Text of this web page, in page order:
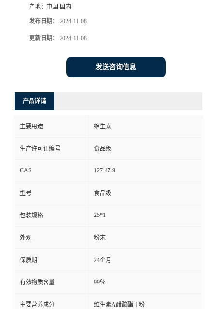
产地： 中国 国内
发布日期： 2024-11-08
更新日期： 2024-11-08
发送咨询信息
产品详请
主要用途 维生素
生产许可证编号 食品级
CAS 127-47-9
型号 食品级
包装规格 25*1
外观 粉末
保质期 24个月
有效物质含量 99％
主要营养成分 维生素A醋酸酯干粉